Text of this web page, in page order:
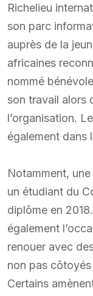
Richelieu
son parc
auprès de la
africaines
nommé
son travail alors
l’organisation.
également dans
Notamment,
un étudiant du
diplôme en
également
renouer avec
non pas
Certains